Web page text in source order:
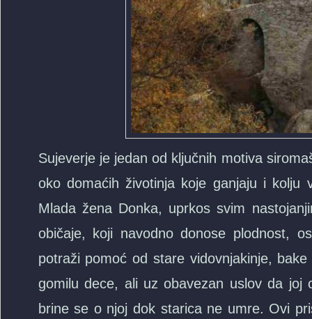
Sujeverje je jedan od ključnih motiva
oko domaćih životinja koje ganjaju i kolju
Mlada žena Donka, uprkos svim
običaje, koji navodno donose plodnost,
potraži pomoć od stare vidovnjakinje,
gomilu dece, ali uz obavezan uslov da
brine se o njoj dok starica ne umre. Ovi